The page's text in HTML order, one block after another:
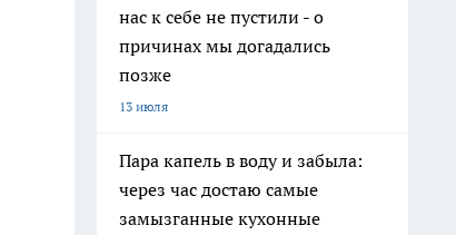
нас к себе не пустили - о
причинах мы догадались
позже
13 июля
Пара капель в воду и забыла:
через час достаю самые
замызганные кухонные